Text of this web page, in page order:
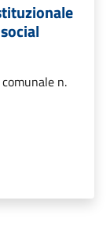
n.